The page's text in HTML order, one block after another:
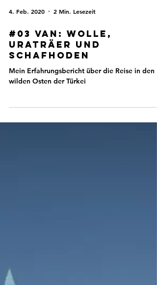
4. Feb. 2020 2 Min. Lesezeit
#03 Van: Wolle,
Uraträer und
Schafhoden